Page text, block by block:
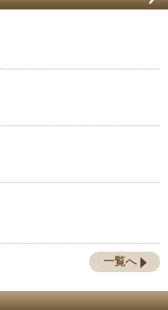
一覧へ